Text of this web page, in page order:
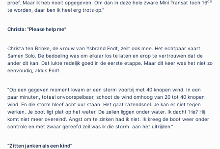
proef. Maar ik heb nooit opgegeven. Om dan in deze hele zware Mini Transat toch 16de
te worden, daar ben ik heel erg trots op.”
Christa: “Please help me”
Christa ten Brinke, de vrouw van Ysbrand Endt, zeilt ook mee. Het echtpaar vaart
Samen Solo. De bedoeling was om elkaar los te laten en erop te vertrouwen dat de
ander dit kan. Dat lukte redelijk goed in de eerste etappe. Maar dit keer was het niet zo
eenvoudig, aldus Endt.
“Op een gegeven moment kwam er een storm voorbij met 40 knopen wind. In een
paar minuten, totaal onvoorspelbaar, schoot de wind omhoog van 20 tot 40 knopen
wind. En die storm bleef acht uur staan. Het gaat razendsnel. Je kan er niet tegen
werken. Je boot ligt plat op het water. De zeilen liggen onder water. Ik dacht ‘He? Hij
komt niet meer overeind’. Angst om te zinken had ik niet. Ik kreeg de boot weer onder
controle en met zwaar gereefd zeil was ik die storm aan het uitrijden.”
“Zitten janken als een kind”